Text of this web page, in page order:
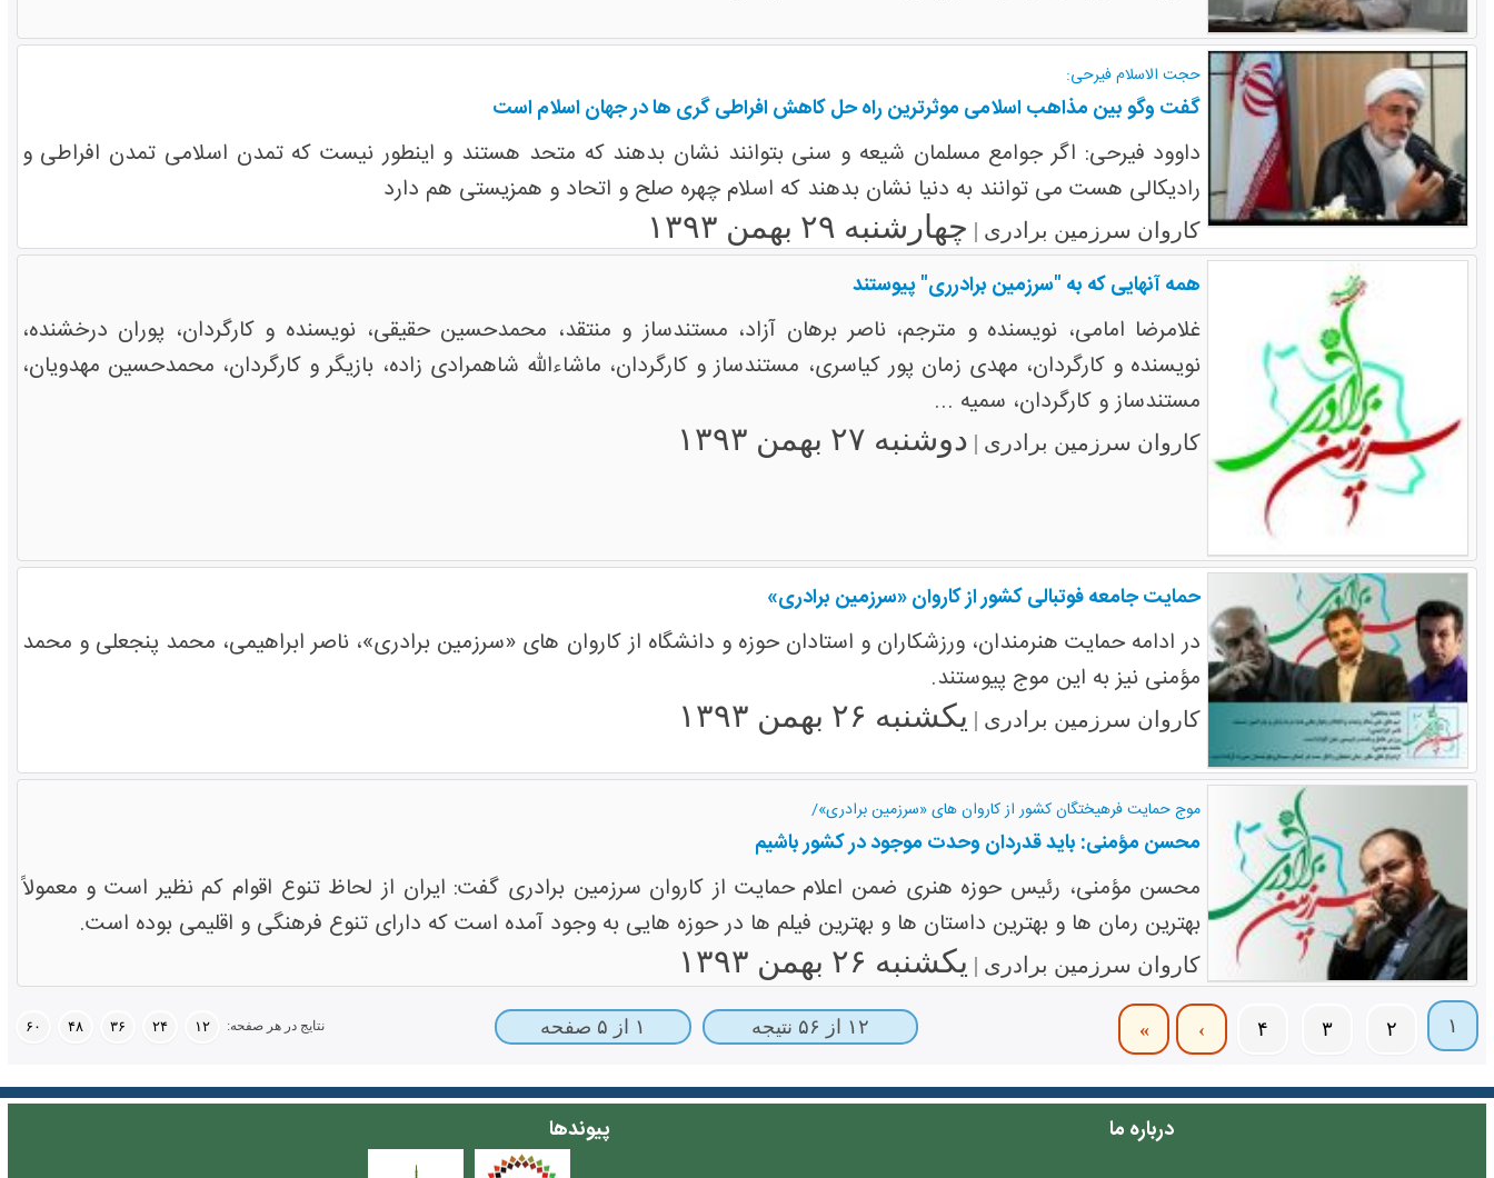
حجت الاسلام فیرحی:
گفت وگو بین مذاهب اسلامی موثرترین راه حل کاهش افراطی گری ها در جهان اسلام است
داوود فیرحی: اگر جوامع مسلمان شیعه و سنی بتوانند نشان بدهند که متحد هستند و اینطور نیست که تمدن اسلامی تمدن افراطی و
رادیکالی هست می توانند به دنیا نشان بدهند که اسلام چهره صلح و اتحاد و همزیستی هم دارد
کاروان سرزمین برادری | چهارشنبه ۲۹ بهمن ۱۳۹۳
همه آنهایی که به "سرزمین برادرری" پیوستند
غلامرضا امامی، نویسنده و مترجم، ناصر برهان آزاد، مستندساز و منتقد، محمدحسین حقیقی، نویسنده و کارگردان، پوران درخشنده،
نویسنده و کارگردان، مهدی زمان پور کیاسری، مستندساز و کارگردان، ماشاءالله شاهمرادی زاده، بازیگر و کارگردان، محمدحسین مهدویان،
مستندساز و کارگردان، سمیه ...
کاروان سرزمین برادری | دوشنبه ۲۷ بهمن ۱۳۹۳
حمایت جامعه فوتبالی کشور از کاروان «سرزمین برادری»‎
در ادامه حمایت هنرمندان، ورزشکاران و استادان حوزه و دانشگاه از کاروان های «سرزمین برادری»، ناصر ابراهیمی، محمد پنجعلی و محمد
مؤمنی نیز به این موج پیوستند.
کاروان سرزمین برادری | یکشنبه ۲۶ بهمن ۱۳۹۳
موج حمایت فرهیختگان کشور از کاروان های «سرزمین برادری»/
محسن مؤمنی: باید قدردان وحدت موجود در کشور باشیم
محسن مؤمنی، رئیس حوزه هنری ضمن اعلام حمایت از کاروان سرزمین برادری گفت: ایران از لحاظ تنوع اقوام کم نظیر است و معمولاً
بهترین رمان ها و بهترین داستان ها و بهترین فیلم ها در حوزه هایی به وجود آمده است که دارای تنوع فرهنگی و اقلیمی بوده است.
کاروان سرزمین برادری | یکشنبه ۲۶ بهمن ۱۳۹۳
۱ ۲ ۳ ۴ ›
» ۱۲ از ۵۶ نتیجه ۱ از ۵ صفحه نتایج در هر صفحه: ۱۲ ۲۴ ۳۶ ۴۸ ۶۰
درباره ما پیوندها